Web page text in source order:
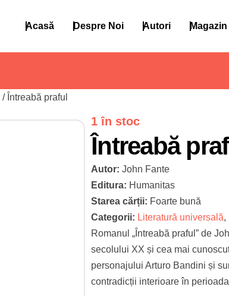
Acasă Despre Noi Autori Magazin
/ Întreabă praful
1 în stoc
Întreabă
Autor:John Fante
Editura: Humanitas
Starea cărții: Foarte bună
Categorii: Literatură universală,
Romanul „Întreabă praful” de
secolului XX și cea mai
personajului Arturo Bandini și
contradicții interioare în